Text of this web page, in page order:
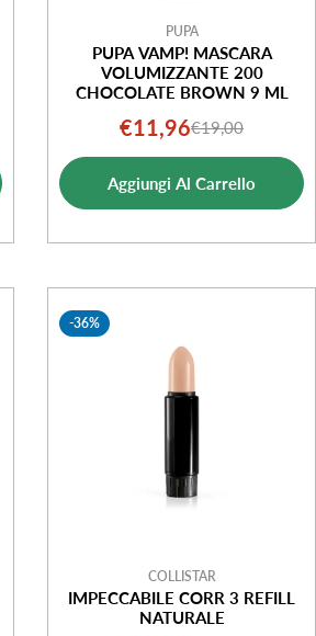
PUPA
PUPA VAMP! MASCARA
VOLUMIZZANTE 200
CHOCOLATE BROWN 9 ML
Prezzo
di
vendita
€11,96Prezzo
normale
€19,00
Aggiungi Al Carrello
-36%
COLLISTAR
IMPECCABILE CORR 3 REFILL
NATURALE